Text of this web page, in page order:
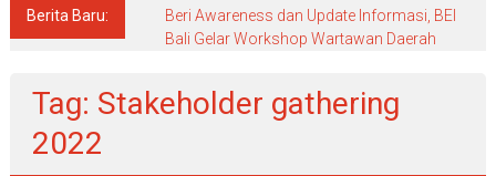
Berita Baru:
Beri Awareness dan Update Informasi, BEI
Bali Gelar Workshop Wartawan Daerah
Tag: Stakeholder gathering
2022